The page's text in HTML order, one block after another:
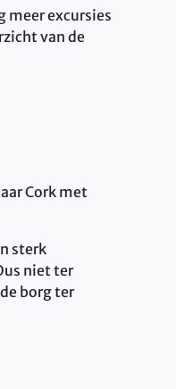
meer excursies
van de
Cork met
sterk
niet ter
borg ter